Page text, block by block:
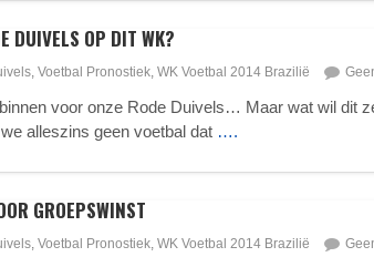
DUIVELS OP DIT WK?
, Voetbal Pronostiek, WK Voetbal 2014 Brazilië
voor onze Rode Duivels… Maar wat wil dit
alleszins geen voetbal dat ….
GROEPSWINST
, Voetbal Pronostiek, WK Voetbal 2014 Brazilië